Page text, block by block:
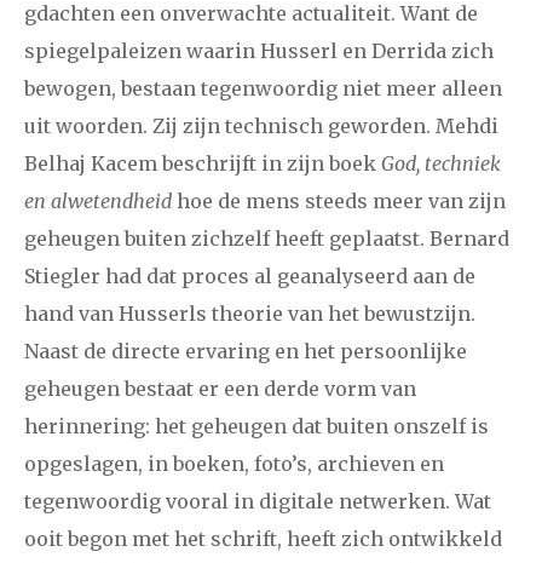
gdachten een onverwachte actualiteit. Want de
spiegelpaleizen waarin Husserl en Derrida zich
bewogen, bestaan tegenwoordig niet meer alleen
uit woorden. Zij zijn technisch geworden. Mehdi
Belhaj Kacem beschrijft in zijn boek God, techniek
en alwetendheid hoe de mens steeds meer van zijn
geheugen buiten zichzelf heeft geplaatst. Bernard
Stiegler had dat proces al geanalyseerd aan de
hand van Husserls theorie van het bewustzijn.
Naast de directe ervaring en het persoonlijke
geheugen bestaat er een derde vorm van
herinnering: het geheugen dat buiten onszelf is
opgeslagen, in boeken, foto’s, archieven en
tegenwoordig vooral in digitale netwerken. Wat
ooit begon met het schrift, heeft zich ontwikkeld